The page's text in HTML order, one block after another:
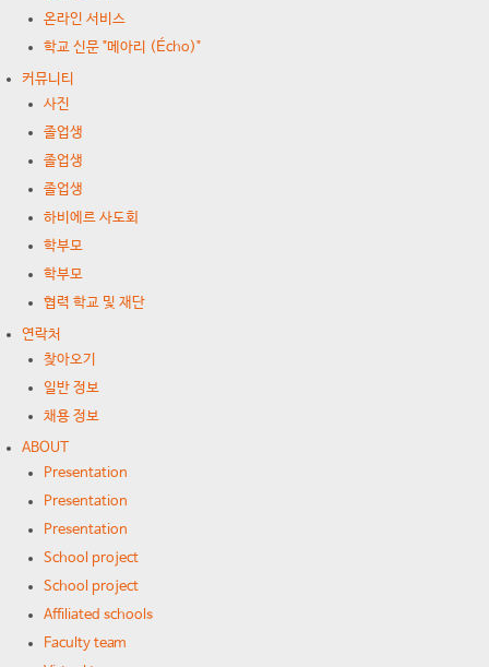
온라인 서비스
학교 신문 "메아리 (Écho)"
커뮤니티
사진
졸업생
졸업생
졸업생
하비에르 사도회
학부모
학부모
협력 학교 및 재단
연락처
찾아오기
일반 정보
채용 정보
ABOUT
Presentation
Presentation
Presentation
School project
School project
Affiliated schools
Faculty team